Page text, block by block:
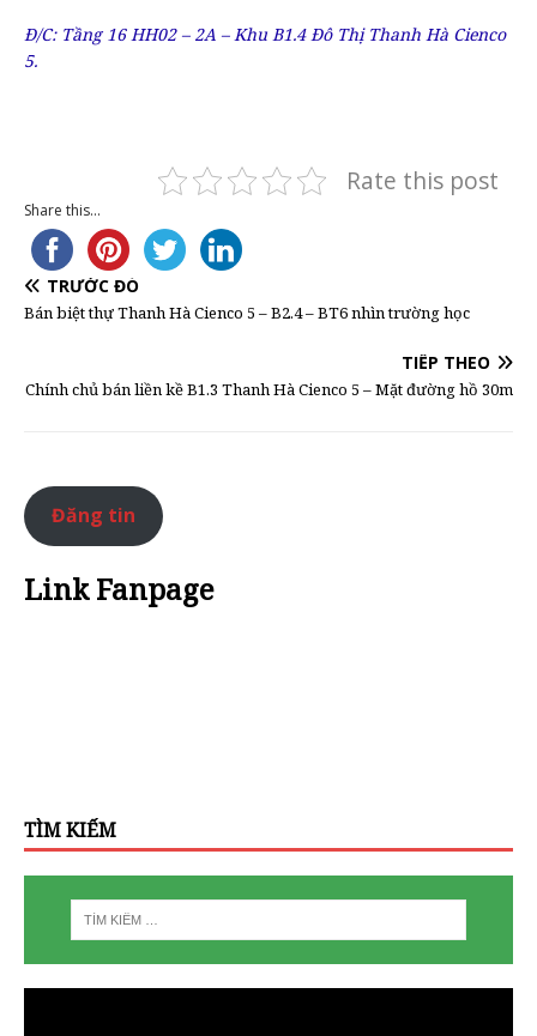
Đ/C: Tầng 16 HH02 – 2A – Khu B1.4 Đô Thị Thanh Hà Cienco
5.
Rate this post
Share this...
TRƯỚC ĐÓ
Bán biệt thự Thanh Hà Cienco 5 – B2.4 – BT6 nhìn trường học
TIẾP THEO
Chính chủ bán liền kề B1.3 Thanh Hà Cienco 5 – Mặt đường hồ 30m
Đăng tin
Link Fanpage
TÌM KIẾM